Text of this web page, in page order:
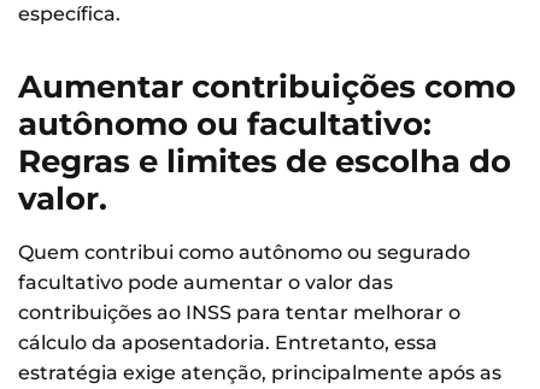
específica.
Aumentar contribuições como
autônomo ou facultativo:
Regras e limites de escolha do
valor.
Quem contribui como autônomo ou segurado
facultativo pode aumentar o valor das
contribuições ao INSS para tentar melhorar o
cálculo da aposentadoria. Entretanto, essa
estratégia exige atenção, principalmente após as